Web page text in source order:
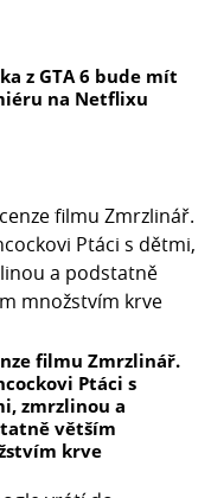
z GTA 6 bude mít
na Netflixu
filmu Zmrzlinář.
Ptáci s
zmrzlinou a
větším
krve